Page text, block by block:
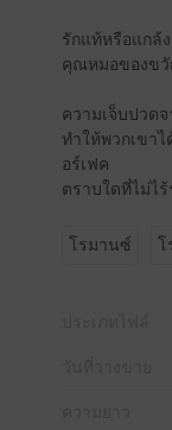
รักแท้หรือแกล้
คุณหมอของข
ความเจ็บปวด
ทำให้พวกเขา
อร์เฟค
ตราบใดที่ไม่ไร้
โรมานซ์ โ